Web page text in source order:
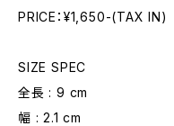
PRICE：¥1,650-(TAX IN)
SIZE SPEC
全長 : 9 cm
幅 : 2.1 cm